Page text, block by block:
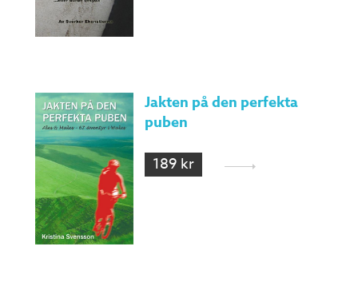
Jakten på den perfekta
puben
189 kr